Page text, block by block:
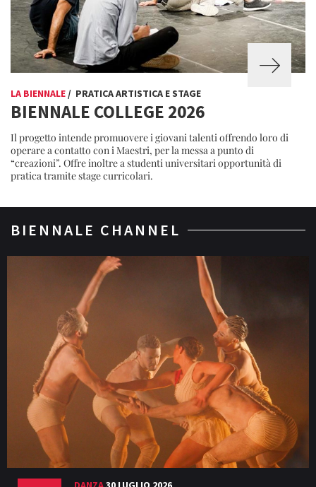
LA BIENNALE / PRATICA ARTISTICA E STAGE
BIENNALE COLLEGE 2026
Il progetto intende promuovere i giovani talenti offrendo loro di
operare a contatto con i Maestri, per la messa a punto di
“creazioni”. Offre inoltre a studenti universitari opportunità di
pratica tramite stage curricolari.
BIENNALE CHANNEL